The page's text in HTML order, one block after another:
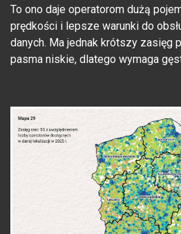
To ono daje operatorom dużą
prędkości i lepsze warunki do
danych. Ma jednak krótszy zasięg
pasma niskie, dlatego wymaga